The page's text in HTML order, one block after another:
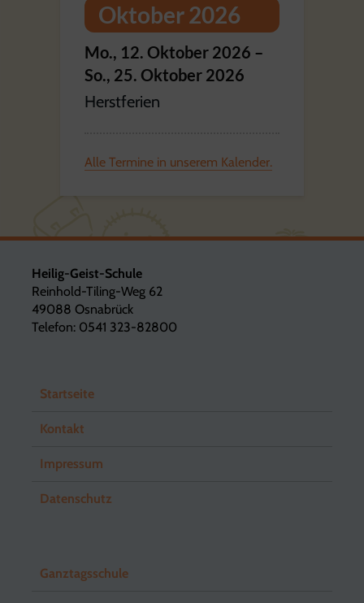
Oktober 2026
Mo., 12. Oktober 2026 –
So., 25. Oktober 2026
Herstferien
Alle Termine in unserem Kalender.
Heilig-Geist-Schule
Reinhold-Tiling-Weg 62
49088 Osnabrück
Telefon: 0541 323-82800
Startseite
Kontakt
Impressum
Datenschutz
Ganztagsschule